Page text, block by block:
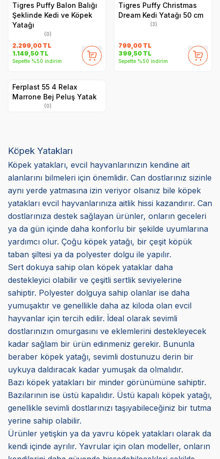
Tigres Puffy Balon Balığı
Şeklinde Kedi ve Köpek
Yatağı
(0)
2.299,00 TL
1.149,50 TL
Sepette %50 indirim
Tigres Puffy Christmas
Dream Kedi Yatağı 50 cm
(3)
799,00 TL
399,50 TL
Sepette %50 indirim
Ferplast 55 4 Relax
Marrone Bej Peluş Yatak
(0)
Köpek Yatakları
Köpek yatakları, evcil hayvanlarınızın kendine ait
alanlarını bilmeleri için önemlidir. Can dostlarınız sizinle
aynı yerde yatmasına izin veriyor olsanız bile köpek
yatakları evcil hayvanlarınıza aitlik hissi kazandırır. Can
dostlarınıza destek sağlayan ürünler, onların geceleri
ya da gün içinde daha konforlu bir şekilde uyumlarına
yardımcı olur. Çoğu köpek yatağı, bir çeşit köpük
taban şiltesi ya da polyester dolgu ile yapılır.
Sert dokuya sahip olan köpek yataklar daha
destekleyici olabilir ve çeşitli sertlik seviyelerine
sahiptir. Polyester dolguya sahip olanlar ise daha
yumuşaktır ve genellikle daha az kiloda olan evcil
hayvanlar için tercih edilir. İdeal olarak sevimli
dostlarınızın omurgasını ve eklemlerini destekleyecek
kadar sağlam bir ürün edinmeniz gerekir. Bununla
beraber köpek yatağı, sevimli dostunuzu derin bir
uykuya daldıracak kadar yumuşak da olmalıdır.
Bazı köpek yatakları bir minder görünümüne sahiptir.
Bazılarının ise üstü kapalıdır. Üstü kapalı köpek yatağı,
genellikle sevimli dostlarınızı taşıyabileceğiniz bir tutma
yerine sahip olabilir.
Ürünler yetişkin ya da yavru köpek yatakları olarak da
kendi içinde ayrılır. Yavrular için olan modeller, onların